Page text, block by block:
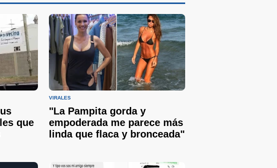
que
VIRALES
"La Pampita gorda y
empoderada me parece más
linda que flaca y bronceada"